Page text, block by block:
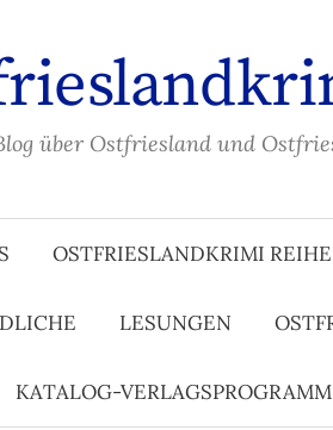
über Ostfriesland und
OSTFRIESLANDKRIMI
LESUNGEN
KATALOG-VERLAGSPROGRAMM